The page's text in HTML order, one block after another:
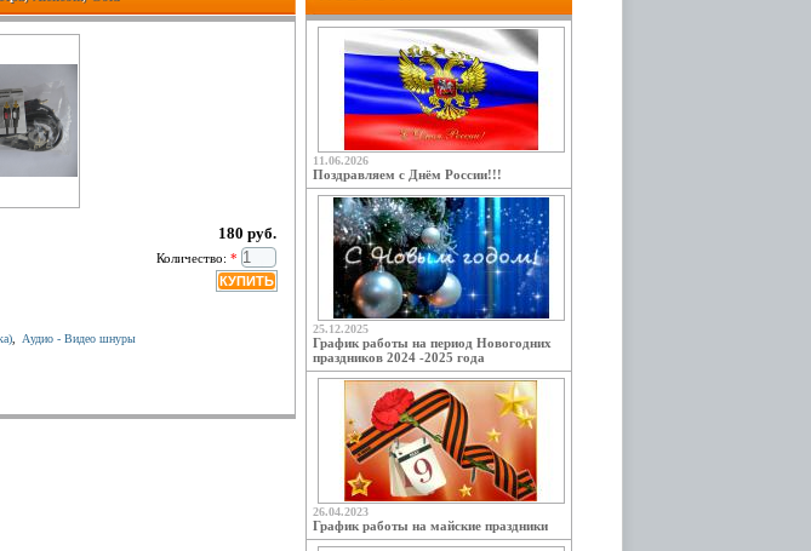
11.06.2026
Поздравляем с Днём России!!!
25.12.2025
График работы на период Новогодних
праздников 2024 -2025 года
26.04.2023
График работы на майские праздники
180 руб.
Количество:*
Аудио - Видео шнуры